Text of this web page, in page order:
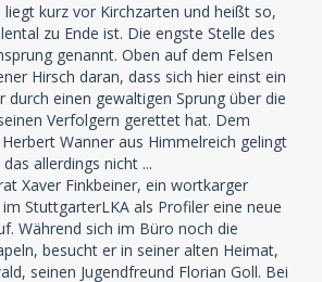
liegt kurz vor Kirchzarten und heißt so,
zu Ende ist. Die engste Stelle des
genannt. Oben auf dem Felsen
Hirsch daran, dass sich hier einst ein
durch einen gewaltigen Sprung über die
Verfolgern gerettet hat. Dem
Wanner aus Himmelreich gelingt
das allerdings nicht ...
Xaver Finkbeiner, ein wortkarger
StuttgarterLKA als Profiler eine neue
Während sich im Büro noch die
besucht er in seiner alten Heimat,
seinen Jugendfreund Florian Goll. Bei